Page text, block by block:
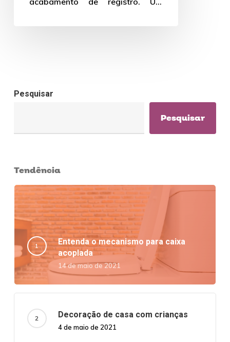
Pesquisar
Pesquisar
Tendência
Entenda o mecanismo para caixa
acoplada
14 de maio de 2021
Decoração de casa com crianças
4 de maio de 2021